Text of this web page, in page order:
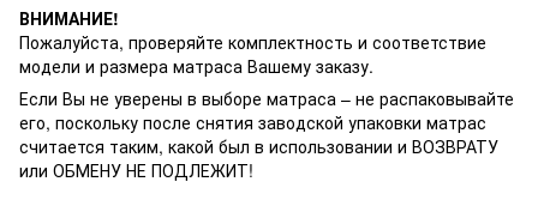
ВНИМАНИЕ!
Пожалуйста, проверяйте комплектность и соответствие
модели и размера матраса Вашему заказу.
Если Вы не уверены в выборе матраса – не распаковывайте
его, поскольку после снятия заводской упаковки матрас
считается таким, какой был в использовании и ВОЗВРАТУ
или ОБМЕНУ НЕ ПОДЛЕЖИТ!